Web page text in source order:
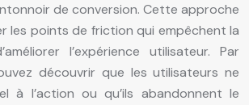
de conversion. Cette approche
les points de friction qui empêchent la
l’expérience utilisateur. Par
découvrir que les utilisateurs ne
à l’action ou qu’ils abandonnent le